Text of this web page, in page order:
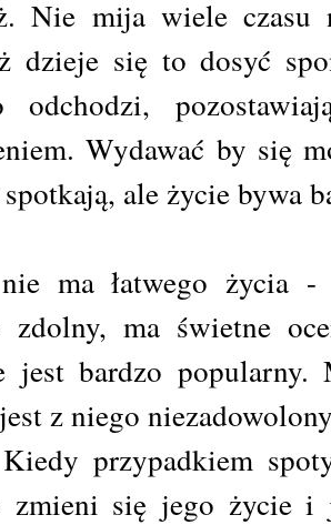
Nie mija wiele czasu
dzieje się to dosyć
odchodzi,
Wydawać by się
ale życie bywa
ma łatwego życia
zdolny, ma świetne
jest bardzo
z niego
przypadkiem
zmieni się jego życie i